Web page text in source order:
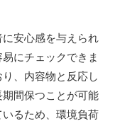
安心感を与えられ
にチェックできま
、内容物と反応し
間保つことが可能
るため、環境負荷